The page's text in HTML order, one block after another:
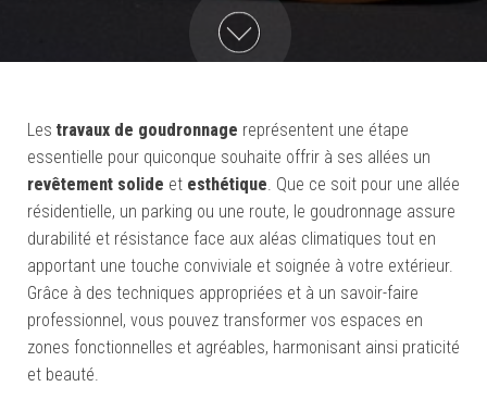
Les travaux de goudronnage représentent une étape
essentielle pour quiconque souhaite offrir à ses allées un
revêtement solide et esthétique. Que ce soit pour une allée
résidentielle, un parking ou une route, le goudronnage assure
durabilité et résistance face aux aléas climatiques tout en
apportant une touche conviviale et soignée à votre extérieur.
Grâce à des techniques appropriées et à un savoir-faire
professionnel, vous pouvez transformer vos espaces en
zones fonctionnelles et agréables, harmonisant ainsi praticité
et beauté.